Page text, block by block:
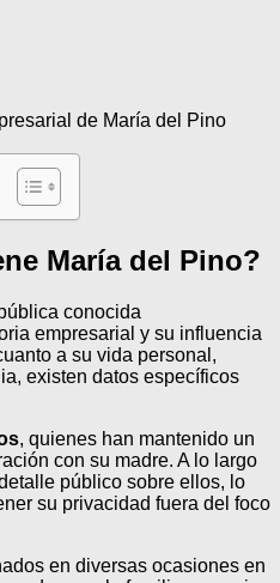
María del Pino?
conocida
empresarial y su influencia
a su vida personal,
existen datos específicos
, quienes han mantenido un
con su madre. A lo largo
público sobre ellos, lo
su privacidad fuera del foco
en diversas ocasiones en